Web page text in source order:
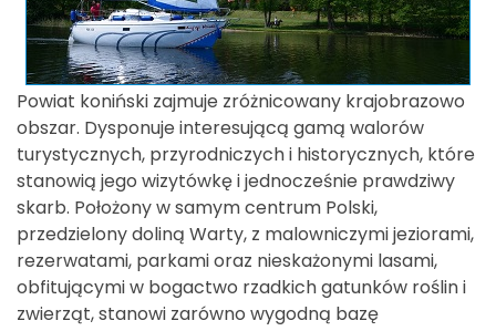
Powiat koniński zajmuje zróżnicowany krajobrazowo
obszar. Dysponuje interesującą gamą walorów
turystycznych, przyrodniczych i historycznych, które
stanowią jego wizytówkę i jednocześnie prawdziwy
skarb. Położony w samym centrum Polski,
przedzielony doliną Warty, z malowniczymi jeziorami,
rezerwatami, parkami oraz nieskażonymi lasami,
obfitującymi w bogactwo rzadkich gatunków roślin i
zwierząt, stanowi zarówno wygodną bazę